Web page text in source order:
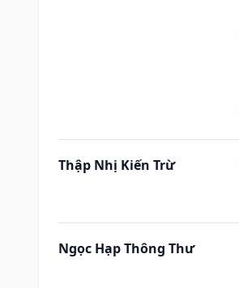
Thập Nhị Kiến Trừ
Ngọc Hạp Thông Thư